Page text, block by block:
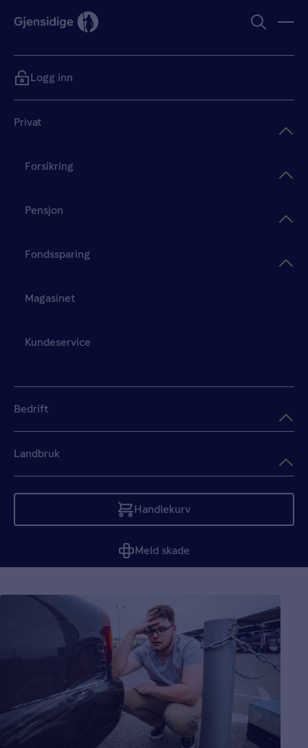
Privat
Forsikring
Pensjon
Fondssparing
Magasinet
Kundeservice
Bedrift
Landbruk
Handlekurv
Tom
Meld skade
Logg inn